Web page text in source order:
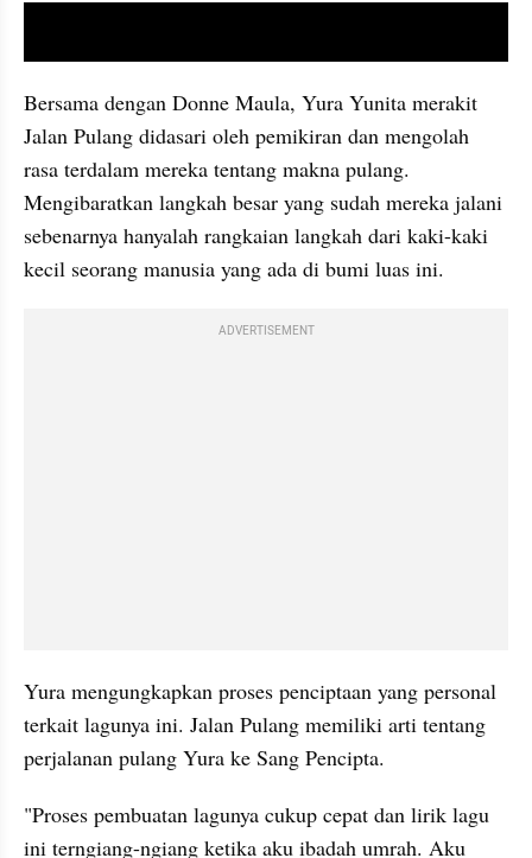
Bersama dengan Donne Maula, Yura Yunita merakit
Jalan Pulang didasari oleh pemikiran dan mengolah
rasa terdalam mereka tentang makna pulang.
Mengibaratkan langkah besar yang sudah mereka jalani
sebenarnya hanyalah rangkaian langkah dari kaki-kaki
kecil seorang manusia yang ada di bumi luas ini.
ADVERTISEMENT
Yura mengungkapkan proses penciptaan yang personal
terkait lagunya ini. Jalan Pulang memiliki arti tentang
perjalanan pulang Yura ke Sang Pencipta.
"Proses pembuatan lagunya cukup cepat dan lirik lagu
ini terngiang-ngiang ketika aku ibadah umrah. Aku